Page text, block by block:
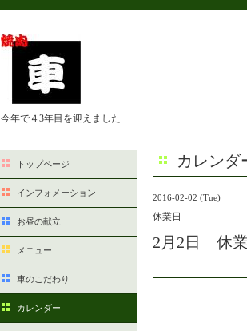
今年で４3年目を迎えました
カレンダ
2016-02-02 (Tue)
休業日
2月2日 休
トップページ
インフォメーション
お昼の献立
メニュー
車のこだわり
カレンダー